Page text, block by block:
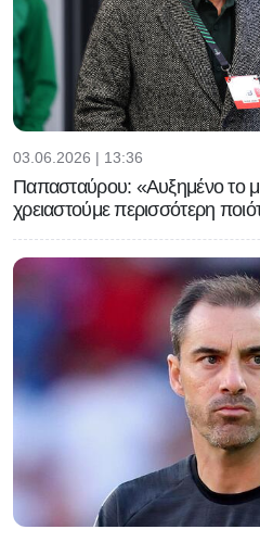
03.06.2026 | 13:36
Παπασταύρου: «Αυξημένο το
χρειαστούμε περισσότερη